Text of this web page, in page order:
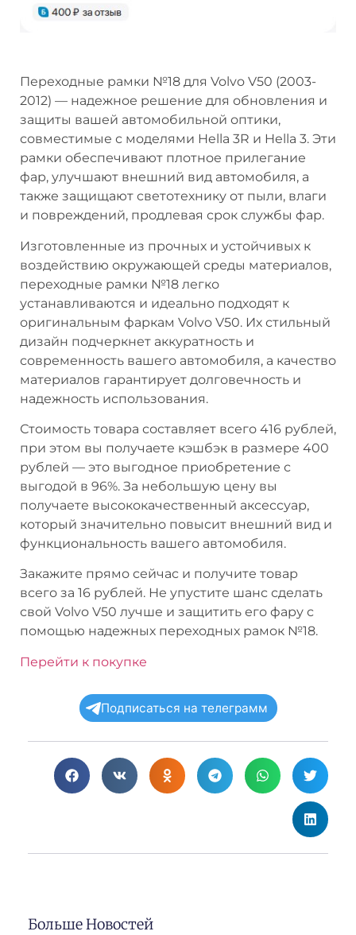
Переходные рамки №18 для Volvo V50 (2003-
2012) — надежное решение для обновления и
защиты вашей автомобильной оптики,
совместимые с моделями Hella 3R и Hella 3. Эти
рамки обеспечивают плотное прилегание
фар, улучшают внешний вид автомобиля, а
также защищают светотехнику от пыли, влаги
и повреждений, продлевая срок службы фар.
Изготовленные из прочных и устойчивых к
воздействию окружающей среды материалов,
переходные рамки №18 легко
устанавливаются и идеально подходят к
оригинальным фаркам Volvo V50. Их стильный
дизайн подчеркнет аккуратность и
современность вашего автомобиля, а качество
материалов гарантирует долговечность и
надежность использования.
Стоимость товара составляет всего 416 рублей,
при этом вы получаете кэшбэк в размере 400
рублей — это выгодное приобретение с
выгодой в 96%. За небольшую цену вы
получаете высококачественный аксессуар,
который значительно повысит внешний вид и
функциональность вашего автомобиля.
Закажите прямо сейчас и получите товар
всего за 16 рублей. Не упустите шанс сделать
свой Volvo V50 лучше и защитить его фару с
помощью надежных переходных рамок №18.
Перейти к покупке
Подписаться на телеграмм
Больше Новостей